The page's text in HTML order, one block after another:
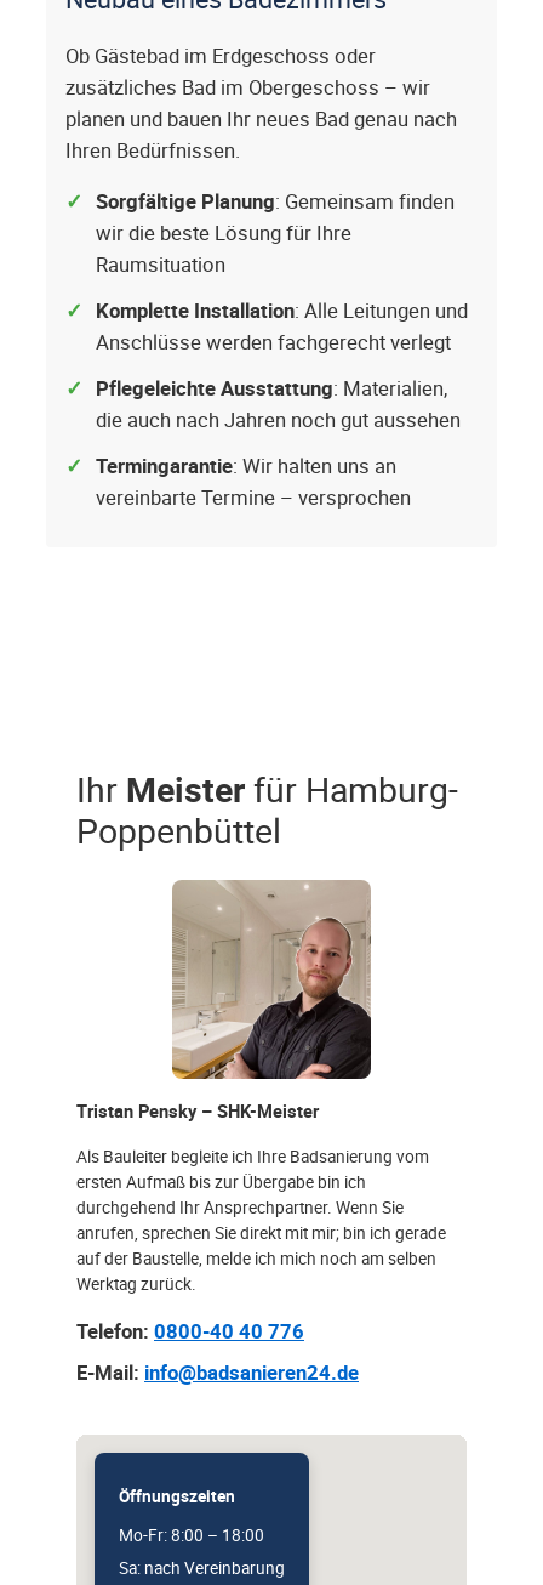
Ob Gästebad im Erdgeschoss oder
zusätzliches Bad im Obergeschoss – wir
planen und bauen Ihr neues Bad genau nach
Ihren Bedürfnissen.
Sorgfältige Planung: Gemeinsam finden
wir die beste Lösung für Ihre
Raumsituation
Komplette Installation: Alle Leitungen und
Anschlüsse werden fachgerecht verlegt
Pflegeleichte Ausstattung: Materialien,
die auch nach Jahren noch gut aussehen
Termingarantie: Wir halten uns an
vereinbarte Termine – versprochen
Ihr Meisterfür Hamburg-
Poppenbüttel
Tristan Pensky – SHK-Meister
Als Bauleiter begleite ich Ihre Badsanierung vom
ersten Aufmaß bis zur Übergabe bin ich
durchgehend Ihr Ansprechpartner. Wenn Sie
anrufen, sprechen Sie direkt mit mir; bin ich gerade
auf der Baustelle, melde ich mich noch am selben
Werktag zurück.
Telefon: 0800-40 40 776
E-Mail: info@badsanieren24.de
Öffnungszeiten
Mo-Fr: 8:00 – 18:00
Sa: nach Vereinbarung